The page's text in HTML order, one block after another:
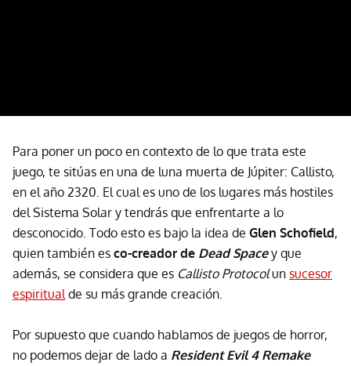
Para poner un poco en contexto de lo que trata este
juego, te sitúas en una de luna muerta de Júpiter: Callisto,
en el año 2320. El cual es uno de los lugares más hostiles
del Sistema Solar y tendrás que enfrentarte a lo
desconocido. Todo esto es bajo la idea de Glen Schofield,
quien también es co-creador de Dead Spacey que
además, se considera que es Callisto Protocolun sucesor
espiritual de su más grande creación.
Por supuesto que cuando hablamos de juegos de horror,
no podemos dejar de lado a Resident Evil 4 Remake